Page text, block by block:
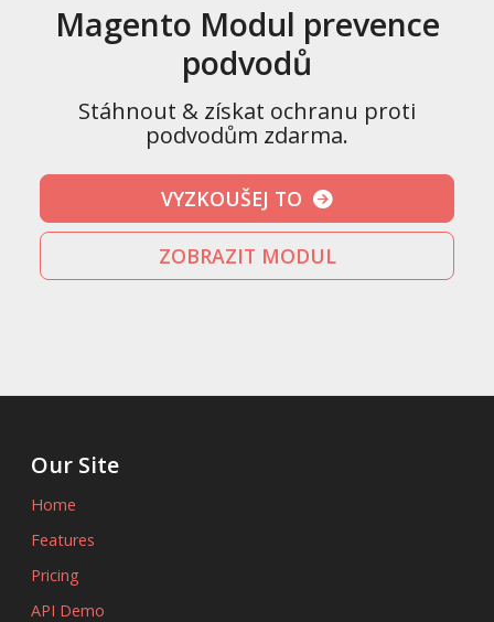
Magento Modul prevence
podvodů
Stáhnout & získat ochranu proti
podvodům zdarma.
VYZKOUŠEJ TO
ZOBRAZIT MODUL
Our Site
Home
Features
Pricing
API Demo